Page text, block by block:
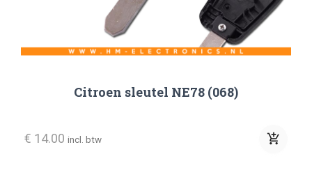
Citroen sleutel NE78 (068)
€ 14.00 incl. btw add_shopping_cart